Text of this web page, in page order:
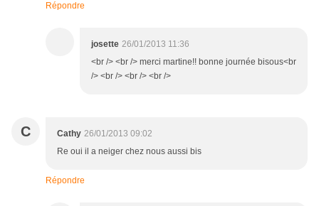
Répondre
josette 26/01/2013 11:36
<br /> <br /> merci martine!! bonne journée bisous<br
/> <br /> <br /> <br />
C Cathy 26/01/2013 09:02
Re oui il a neiger chez nous aussi bis
Répondre